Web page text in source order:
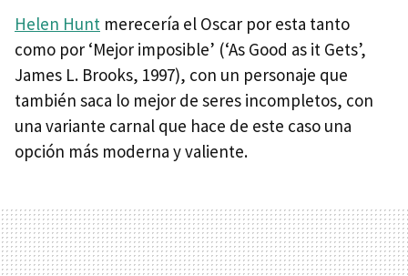
Helen Hunt merecería el Oscar por esta tanto
como por ‘Mejor imposible’ (‘As Good as it Gets’,
James L. Brooks, 1997), con un personaje que
también saca lo mejor de seres incompletos, con
una variante carnal que hace de este caso una
opción más moderna y valiente.